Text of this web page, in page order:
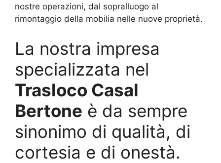
nostre operazioni, dal sopralluogo al
rimontaggio della mobilia nelle nuove proprietà.
La nostra impresa
specializzata nel
Trasloco Casal
Bertone è da sempre
sinonimo di qualità, di
cortesia e di onestà.